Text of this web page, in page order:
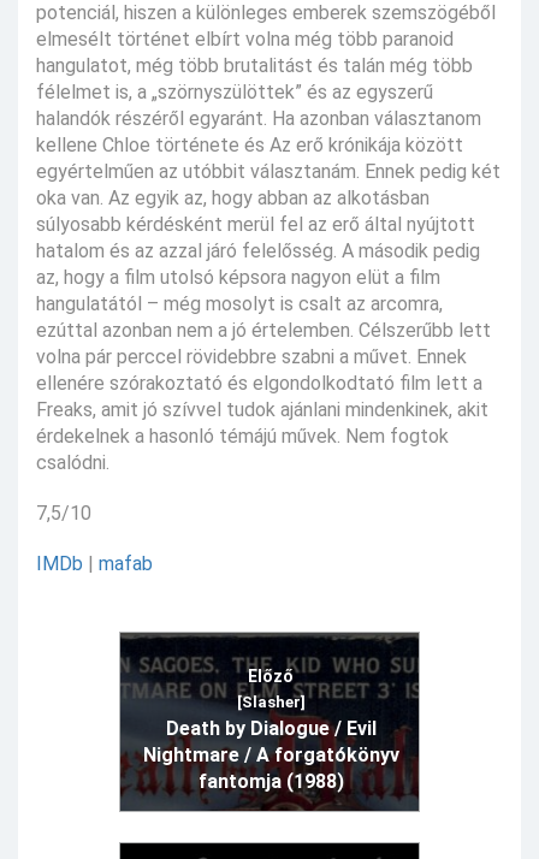
potenciál, hiszen a különleges emberek szemszögéből
elmesélt történet elbírt volna még több paranoid
hangulatot, még több brutalitást és talán még több
félelmet is, a „szörnyszülöttek” és az egyszerű
halandók részéről egyaránt. Ha azonban választanom
kellene Chloe története és Az erő krónikája között
egyértelműen az utóbbit választanám. Ennek pedig két
oka van. Az egyik az, hogy abban az alkotásban
súlyosabb kérdésként merül fel az erő által nyújtott
hatalom és az azzal járó felelősség. A második pedig
az, hogy a film utolsó képsora nagyon elüt a film
hangulatától – még mosolyt is csalt az arcomra,
ezúttal azonban nem a jó értelemben. Célszerűbb lett
volna pár perccel rövidebbre szabni a művet. Ennek
ellenére szórakoztató és elgondolkodtató film lett a
Freaks, amit jó szívvel tudok ajánlani mindenkinek, akit
érdekelnek a hasonló témájú művek. Nem fogtok
csalódni.
7,5/10
IMDb mafab
Előző
[Slasher]
Death by Dialogue / Evil
Nightmare / A forgatókönyv
fantomja (1988)